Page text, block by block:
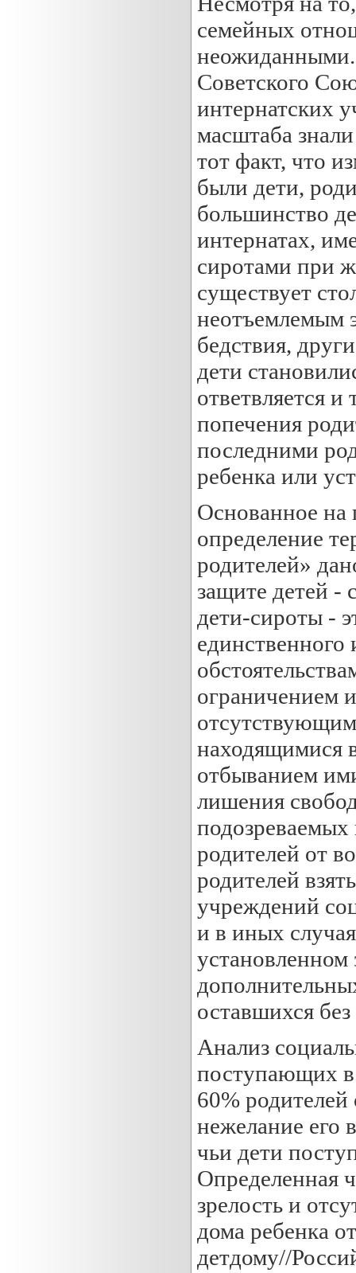
семейных
неожиданными.
Советского
интернатских
масштаба
тот факт, что
были дети,
большинство
интернатах,
сиротами при
существует
неотъемлемым
бедствия,
дети
ответвляется
попечения
последними
ребенка или
Основанное на
определение
родителей»
защите детей -
дети-сироты -
ограничением
находящимися
отбыванием
лишения
родителей от
родителей
учреждений
и в иных
установленном
оставшихся
Анализ
поступающих в
60% родителей
нежелание его
чьи дети
Определенная
зрелость и
дома ребенка
детдому//